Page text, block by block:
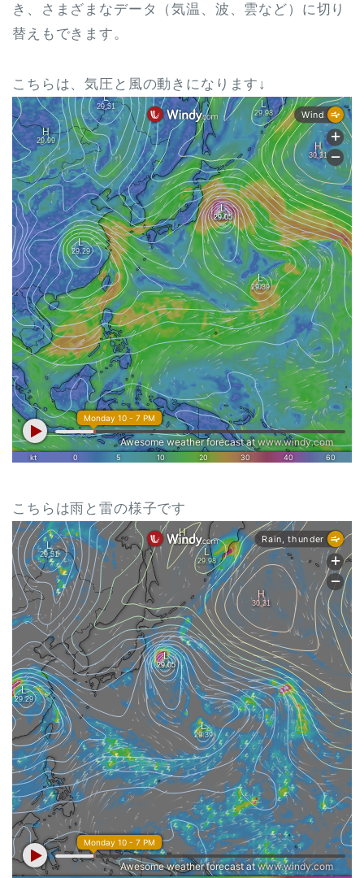
き、さまざまなデータ（気温、波、雲など）に切り
替えもできます。
こちらは、気圧と風の動きになります↓
こちらは雨と雷の様子です